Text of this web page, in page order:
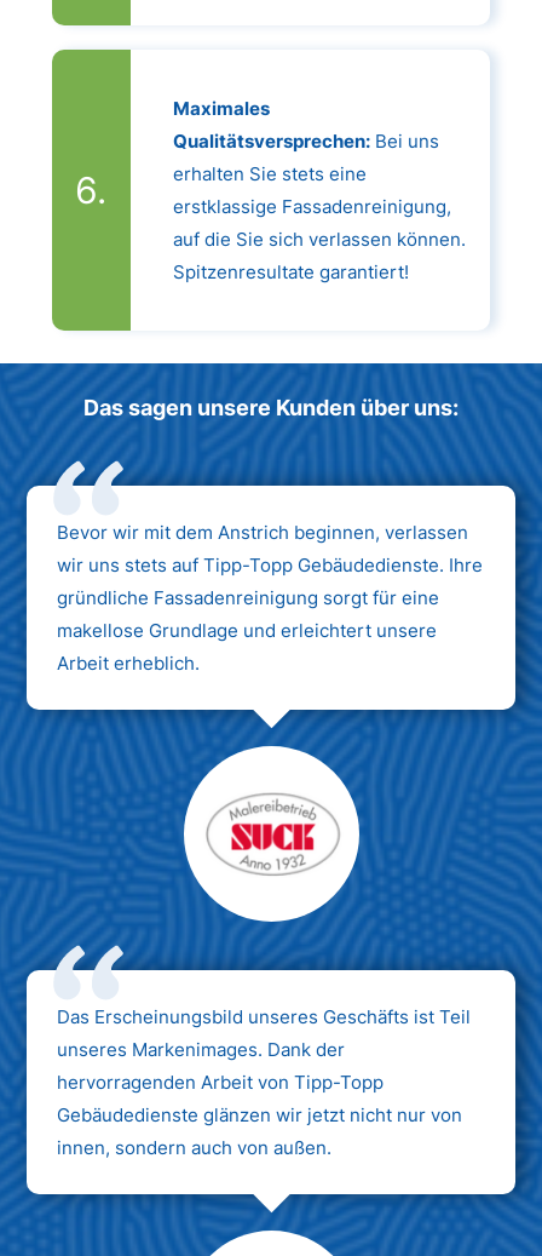
Maximales
Qualitätsversprechen:Bei uns
erhalten Sie stets eine
erstklassige Fassadenreinigung,
auf die Sie sich verlassen können.
Spitzenresultate garantiert!
Das sagen unsere Kunden über uns:
Bevor wir mit dem Anstrich beginnen, verlassen
wir uns stets auf Tipp-Topp Gebäudedienste. Ihre
gründliche Fassadenreinigung sorgt für eine
makellose Grundlage und erleichtert unsere
Arbeit erheblich.
Das Erscheinungsbild unseres Geschäfts ist Teil
unseres Markenimages. Dank der
hervorragenden Arbeit von Tipp-Topp
Gebäudedienste glänzen wir jetzt nicht nur von
innen, sondern auch von außen.